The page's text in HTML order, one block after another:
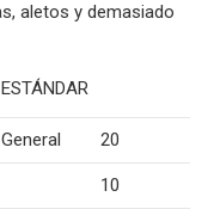
aletos y demasiado
20
10